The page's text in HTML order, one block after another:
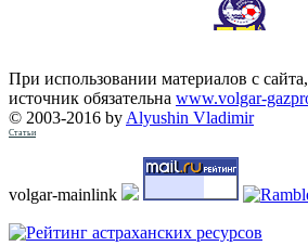
При использовании материалов с
источник обязательна www.volgar-
© 2003-2016 by Alyushin Vladimir
Статьи
volgar-mainlink